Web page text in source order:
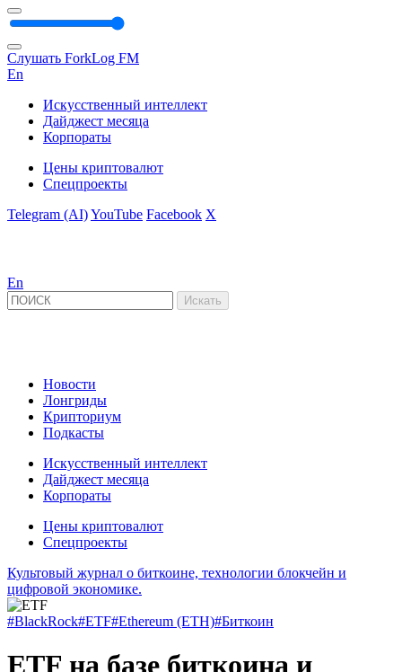
Слушать ForkLog FM
En
Искусственный интеллект
Дайджест месяца
Корпораты
Цены криптовалют
Спецпроекты
Telegram (AI)YouTube Facebook X
En
Новости
Лонгриды
Крипториум
Подкасты
Искусственный интеллект
Дайджест месяца
Корпораты
Цены криптовалют
Спецпроекты
Культовый журнал о биткоине, технологии блокчейн и
цифровой экономике.
#BlackRock#ETF#Ethereum (ETH)#Биткоин
ETF на базе биткоина и